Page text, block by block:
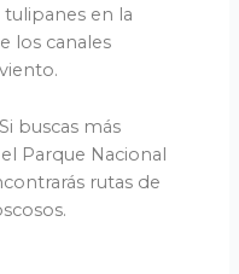
en la
los canales
Si buscas más
Parque Nacional
rutas de